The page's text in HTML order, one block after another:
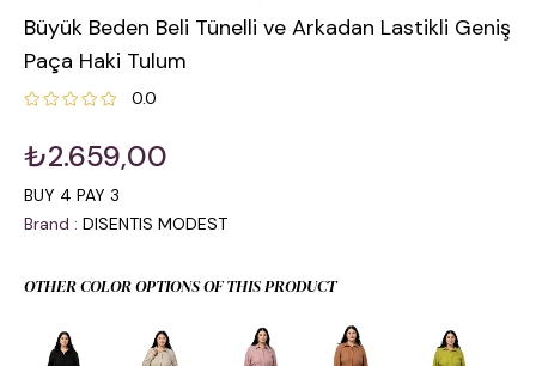
Büyük Beden Beli Tünelli ve Arkadan Lastikli Geniş
Paça Haki Tulum
0.0
₺2.659,00
BUY 4 PAY 3
Brand : DISENTIS MODEST
OTHER COLOR OPTIONS OF THIS PRODUCT